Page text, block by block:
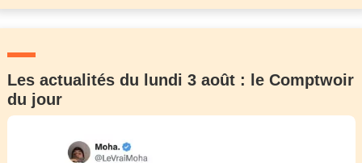
Les actualités du lundi 3 août : le Comptwoir
du jour